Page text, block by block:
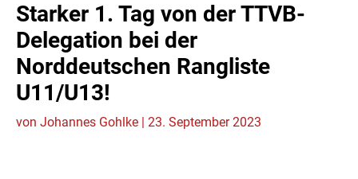
Starker 1. Tag von der TTVB-
Delegation bei der
Norddeutschen Rangliste
U11/U13!
von Johannes Gohlke | 23. September 2023